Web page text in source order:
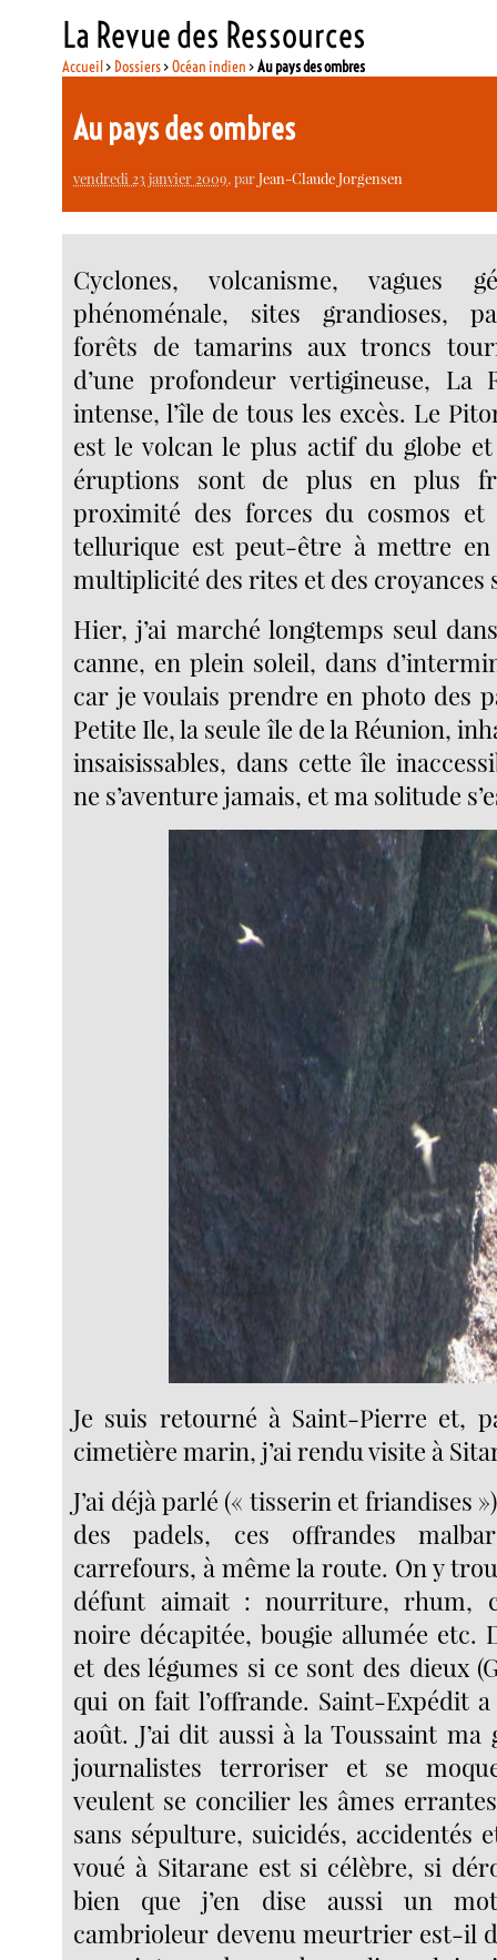
La Revue des Ressources
Accueil> Dossiers>Océan indien >Au pays des ombres
Au pays des ombres
vendredi 23 janvier 2009, parJean-Claude Jorgensen
Cyclones, volcanisme, vagues
phénoménale, sites grandioses,
forêts de tamarins aux troncs
d’une profondeur vertigineuse, La
intense, l’île de tous les excès. Le
est le volcan le plus actif du globe et
éruptions sont de plus en plus
proximité des forces du cosmos et
tellurique est peut-être à mettre
multiplicité des rites et des croyances
Hier, j’ai marché longtemps seul
canne, en plein soleil, dans
car je voulais prendre en photo des
Petite Ile, la seule île de la Réunion,
insaisissables, dans cette île
ne s’aventure jamais, et ma solitude
Je suis retourné à Saint-Pierre et,
cimetière marin, j’ai rendu visite à
J’ai déjà parlé (« tisserin et friandises
des padels, ces offrandes
carrefours, à même la route. On y
défunt aimait : nourriture, rhum,
noire décapitée, bougie allumée etc.
et des légumes si ce sont des dieux
qui on fait l’offrande. Saint-Expédit a
août. J’ai dit aussi à la Toussaint ma
journalistes terroriser et se
veulent se concilier les âmes
sans sépulture, suicidés, accidentés
voué à Sitarane est si célèbre, si
bien que j’en dise aussi un
cambrioleur devenu meurtrier est-il